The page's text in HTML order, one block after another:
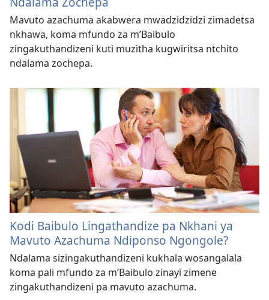
Mavuto azachuma akabwera mwadzidzidzi zimadetsa
nkhawa, koma mfundo za m’Baibulo
zingakuthandizeni kuti muzitha kugwiritsa ntchito
ndalama zochepa.
Kodi Baibulo Lingathandize pa Nkhani ya
Mavuto Azachuma Ndiponso Ngongole?
Ndalama sizingakuthandizeni kukhala wosangalala
koma pali mfundo za m’Baibulo zinayi zimene
zingakuthandizeni pa mavuto azachuma.